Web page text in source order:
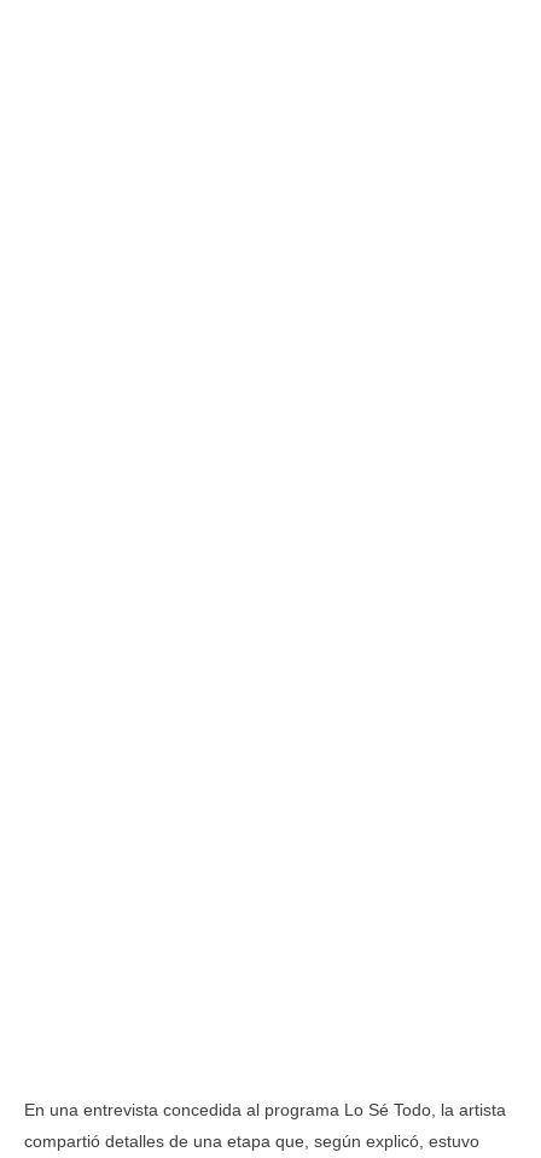
En una entrevista concedida al programa Lo Sé Todo, la artista
compartió detalles de una etapa que, según explicó, estuvo